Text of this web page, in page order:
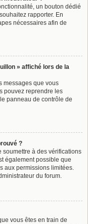
un bouton dédié
rapporter. En
nécessaires afin de
» affiché lors de la
messages que vous
pouvez reprendre les
panneau de contrôle de
?
soumettre à des vérifications
également possible que
aux permissions limitées.
du forum.
vous êtes en train de